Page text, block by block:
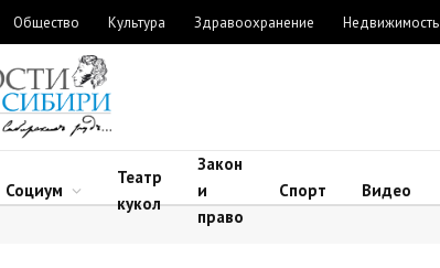
Общество Культура Здравоохранение Недвижимость
Социум
Театр
кукол
Закон
и
право
Спорт Видео